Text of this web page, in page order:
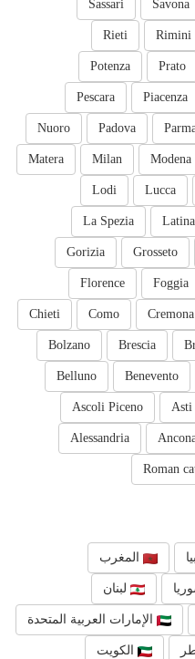
Savona
Sassari
Rimini
Rieti
Prato
Potenza
Piacenza
Pescara
Padova
Nuoro
Modena
Milan
Matera
Lucca
Lodi
Latina
La Spezia
Grosseto
Gorizia
Foggia
Florence
Cremona
Como
Chieti
Brescia
Bolzano
Benevento
Belluno
Asti
Ascoli Piceno
Alessandria
Roman
المغرب
لبنان
الإمارات العربية المتحدة
الكويت